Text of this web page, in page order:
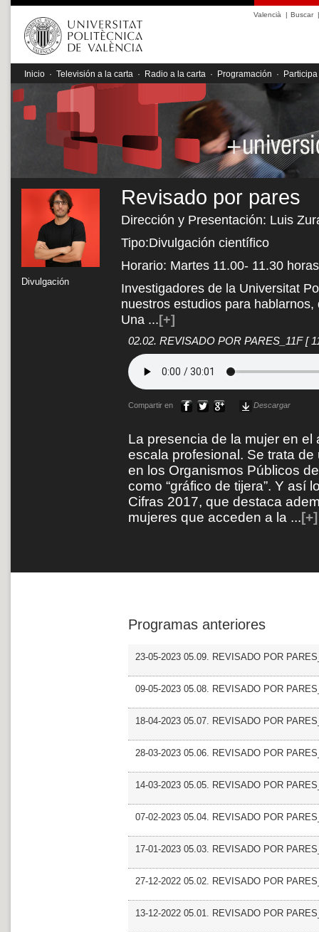
Valencià | Buscar|
Inicio · Televisión a la carta · Radio a la carta · Programación · Participa
Divulgación
Revisado por pares
Dirección y Presentación: Luis
Tipo:Divulgación científico
Horario: Martes 11.00- 11.30
Investigadores de la Universitat
nuestros estudios para
Una ...[+]
02.02. REVISADO POR PARES_11F[
Compartir en Descargar
La presencia de la mujer en
escala profesional. Se trata
en los Organismos Públicos
como “gráfico de tijera”. Y así
Cifras 2017, que destaca
mujeres que acceden a la ...[+]
Programas anteriores
23-05-2023 05.09. REVISADO POR
09-05-2023 05.08. REVISADO POR
18-04-2023 05.07. REVISADO POR
28-03-2023 05.06. REVISADO POR
14-03-2023 05.05. REVISADO POR
07-02-2023 05.04. REVISADO POR
17-01-2023 05.03. REVISADO POR
27-12-2022 05.02. REVISADO POR
13-12-2022 05.01. REVISADO POR